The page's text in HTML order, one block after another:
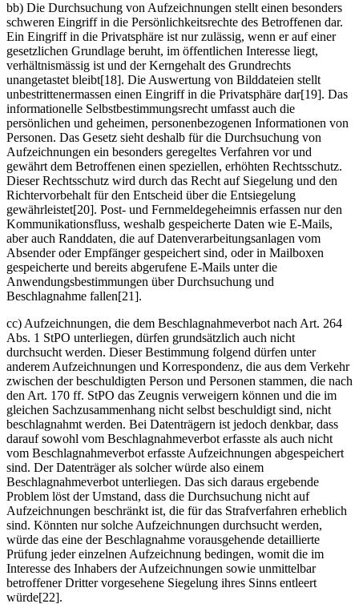
bb) Die Durchsuchung von Aufzeichnungen stellt einen besonders
schweren Eingriff in die Persönlichkeitsrechte des Betroffenen dar.
Ein Eingriff in die Privatsphäre ist nur zulässig, wenn er auf einer
gesetzlichen Grundlage beruht, im öffentlichen Interesse liegt,
verhältnismässig ist und der Kerngehalt des Grundrechts
unangetastet bleibt[18]. Die Auswertung von Bilddateien stellt
unbestrittenermassen einen Eingriff in die Privatsphäre dar[19]. Das
informationelle Selbstbestimmungsrecht umfasst auch die
persönlichen und geheimen, personenbezogenen Informationen von
Personen. Das Gesetz sieht deshalb für die Durchsuchung von
Aufzeichnungen ein besonders geregeltes Verfahren vor und
gewährt dem Betroffenen einen speziellen, erhöhten Rechtsschutz.
Dieser Rechtsschutz wird durch das Recht auf Siegelung und den
Richtervorbehalt für den Entscheid über die Entsiegelung
gewährleistet[20]. Post- und Fernmeldegeheimnis erfassen nur den
Kommunikationsfluss, weshalb gespeicherte Daten wie E-Mails,
aber auch Randdaten, die auf Datenverarbeitungsanlagen vom
Absender oder Empfänger gespeichert sind, oder in Mailboxen
gespeicherte und bereits abgerufene E-Mails unter die
Anwendungsbestimmungen über Durchsuchung und
Beschlagnahme fallen[21].
cc) Aufzeichnungen, die dem Beschlagnahmeverbot nach Art. 264
Abs. 1 StPO unterliegen, dürfen grundsätzlich auch nicht
durchsucht werden. Dieser Bestimmung folgend dürfen unter
anderem Aufzeichnungen und Korrespondenz, die aus dem Verkehr
zwischen der beschuldigten Person und Personen stammen, die nach
den Art. 170 ff. StPO das Zeugnis verweigern können und die im
gleichen Sachzusammenhang nicht selbst beschuldigt sind, nicht
beschlagnahmt werden. Bei Datenträgern ist jedoch denkbar, dass
darauf sowohl vom Beschlagnahmeverbot erfasste als auch nicht
vom Beschlagnahmeverbot erfasste Aufzeichnungen abgespeichert
sind. Der Datenträger als solcher würde also einem
Beschlagnahmeverbot unterliegen. Das sich daraus ergebende
Problem löst der Umstand, dass die Durchsuchung nicht auf
Aufzeichnungen beschränkt ist, die für das Strafverfahren erheblich
sind. Könnten nur solche Aufzeichnungen durchsucht werden,
würde das eine der Beschlagnahme vorausgehende detaillierte
Prüfung jeder einzelnen Aufzeichnung bedingen, womit die im
Interesse des Inhabers der Aufzeichnungen sowie unmittelbar
betroffener Dritter vorgesehene Siegelung ihres Sinns entleert
würde[22].